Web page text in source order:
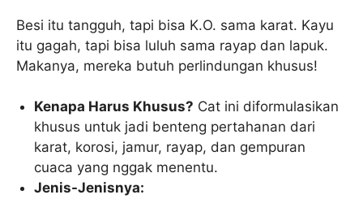
Besi itu tangguh, tapi bisa K.O. sama karat. Kayu
itu gagah, tapi bisa luluh sama rayap dan lapuk.
Makanya, mereka butuh perlindungan khusus!
Kenapa Harus Khusus? Cat ini diformulasikan
khusus untuk jadi benteng pertahanan dari
karat, korosi, jamur, rayap, dan gempuran
cuaca yang nggak menentu.
Jenis-Jenisnya: